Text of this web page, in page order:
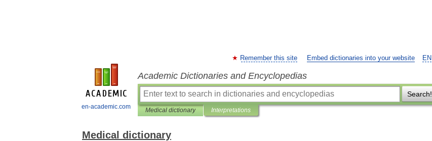
en-academic.com
EN
Remember this site Embed dictionaries into your website
Academic Dictionaries and Encyclopedias
Search!
Medical dictionary Interpretations
Medical dictionary